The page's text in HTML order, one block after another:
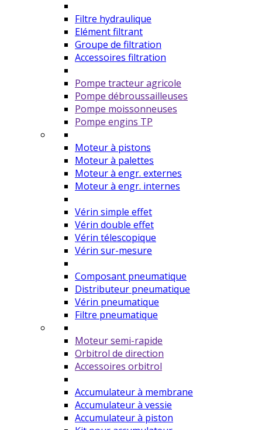
Filtre hydraulique
Elément filtrant
Groupe de filtration
Accessoires filtration
Pompe tracteur agricole
Pompe débroussailleuses
Pompe moissonneuses
Pompe engins TP
Moteur à pistons
Moteur à palettes
Moteur à engr. externes
Moteur à engr. internes
Vérin simple effet
Vérin double effet
Vérin télescopique
Vérin sur-mesure
Composant pneumatique
Distributeur pneumatique
Vérin pneumatique
Filtre pneumatique
Moteur semi-rapide
Orbitrol de direction
Accessoires orbitrol
Accumulateur à membrane
Accumulateur à vessie
Accumulateur à piston